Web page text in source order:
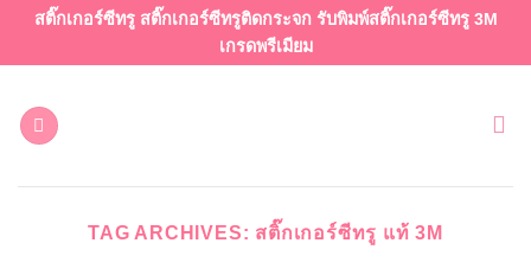
เนื้อหา
สติ๊กเกอร์ซีทรู สติ๊กเกอร์ซีทรูติดกระจก รับพิมพ์สติ๊กเกอร์ซีทรู 3M
เกรดพรีเมียม
TAG ARCHIVES: สติ๊กเกอร์ซีทรู แท้ 3M